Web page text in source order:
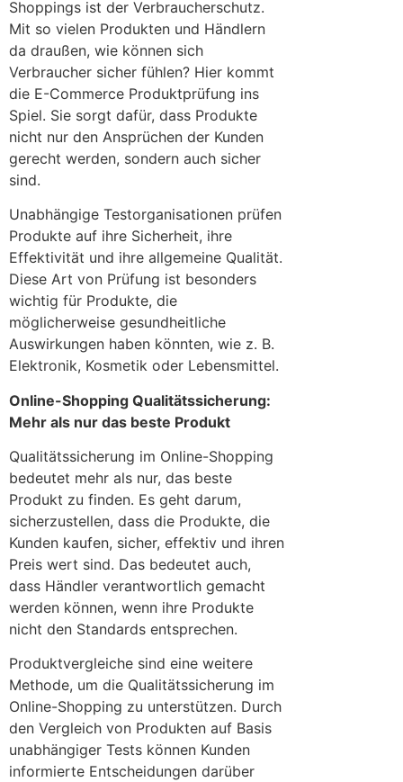
Shoppings ist der Verbraucherschutz.
Mit so vielen Produkten und Händlern
da draußen, wie können sich
Verbraucher sicher fühlen? Hier kommt
die E-Commerce Produktprüfung ins
Spiel. Sie sorgt dafür, dass Produkte
nicht nur den Ansprüchen der Kunden
gerecht werden, sondern auch sicher
sind.
Unabhängige Testorganisationen prüfen
Produkte auf ihre Sicherheit, ihre
Effektivität und ihre allgemeine Qualität.
Diese Art von Prüfung ist besonders
wichtig für Produkte, die
möglicherweise gesundheitliche
Auswirkungen haben könnten, wie z. B.
Elektronik, Kosmetik oder Lebensmittel.
Online-Shopping Qualitätssicherung:
Mehr als nur das beste Produkt
Qualitätssicherung im Online-Shopping
bedeutet mehr als nur, das beste
Produkt zu finden. Es geht darum,
sicherzustellen, dass die Produkte, die
Kunden kaufen, sicher, effektiv und ihren
Preis wert sind. Das bedeutet auch,
dass Händler verantwortlich gemacht
werden können, wenn ihre Produkte
nicht den Standards entsprechen.
Produktvergleiche sind eine weitere
Methode, um die Qualitätssicherung im
Online-Shopping zu unterstützen. Durch
den Vergleich von Produkten auf Basis
unabhängiger Tests können Kunden
informierte Entscheidungen darüber